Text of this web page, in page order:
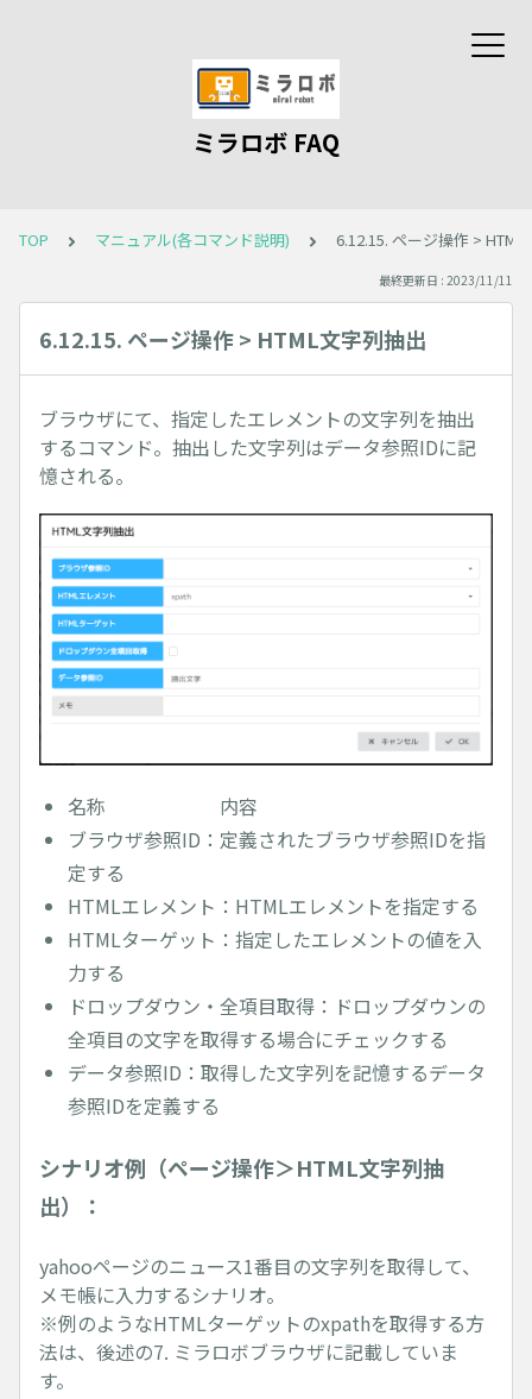
ミラロボ FAQ
TOP マニュアル(各コマンド説明) 6.12.15. ページ操作 >
最終更新日 : 2023/11/11
6.12.15. ページ操作 > HTML文字列抽出
ブラウザにて、指定したエレメントの文字列を抽出
するコマンド。抽出した文字列はデータ参照IDに記
憶される。
名称 内容
ブラウザ参照ID：定義されたブラウザ参照IDを指
定する
HTMLエレメント：HTMLエレメントを指定する
HTMLターゲット：指定したエレメントの値を入
力する
ドロップダウン・全項目取得：ドロップダウンの
全項目の文字を取得する場合にチェックする
データ参照ID：取得した文字列を記憶するデータ
参照IDを定義する
シナリオ例（ページ操作＞HTML文字列抽
出）：
yahooページのニュース1番目の文字列を取得して、
メモ帳に入力するシナリオ。
※例のようなHTMLターゲットのxpathを取得する方
法は、後述の7. ミラロボブラウザに記載していま
す。